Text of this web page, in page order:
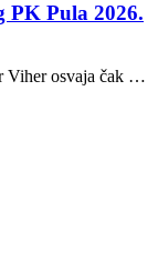
PK Pula 2026.
Viher osvaja čak …